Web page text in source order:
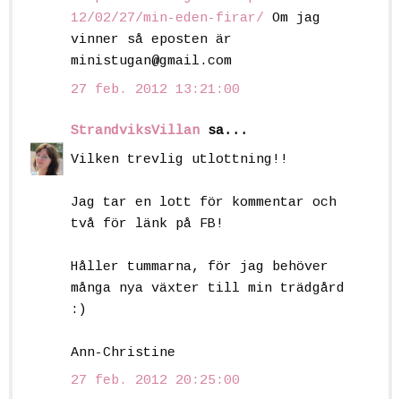
12/02/27/min-eden-firar/ Om jag
vinner så eposten är
ministugan@gmail.com
27 feb. 2012 13:21:00
StrandviksVillan sa...
Vilken trevlig utlottning!!
Jag tar en lott för kommentar och
två för länk på FB!
Håller tummarna, för jag behöver
många nya växter till min trädgård
:)
Ann-Christine
27 feb. 2012 20:25:00